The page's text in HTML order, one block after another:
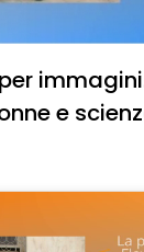
e